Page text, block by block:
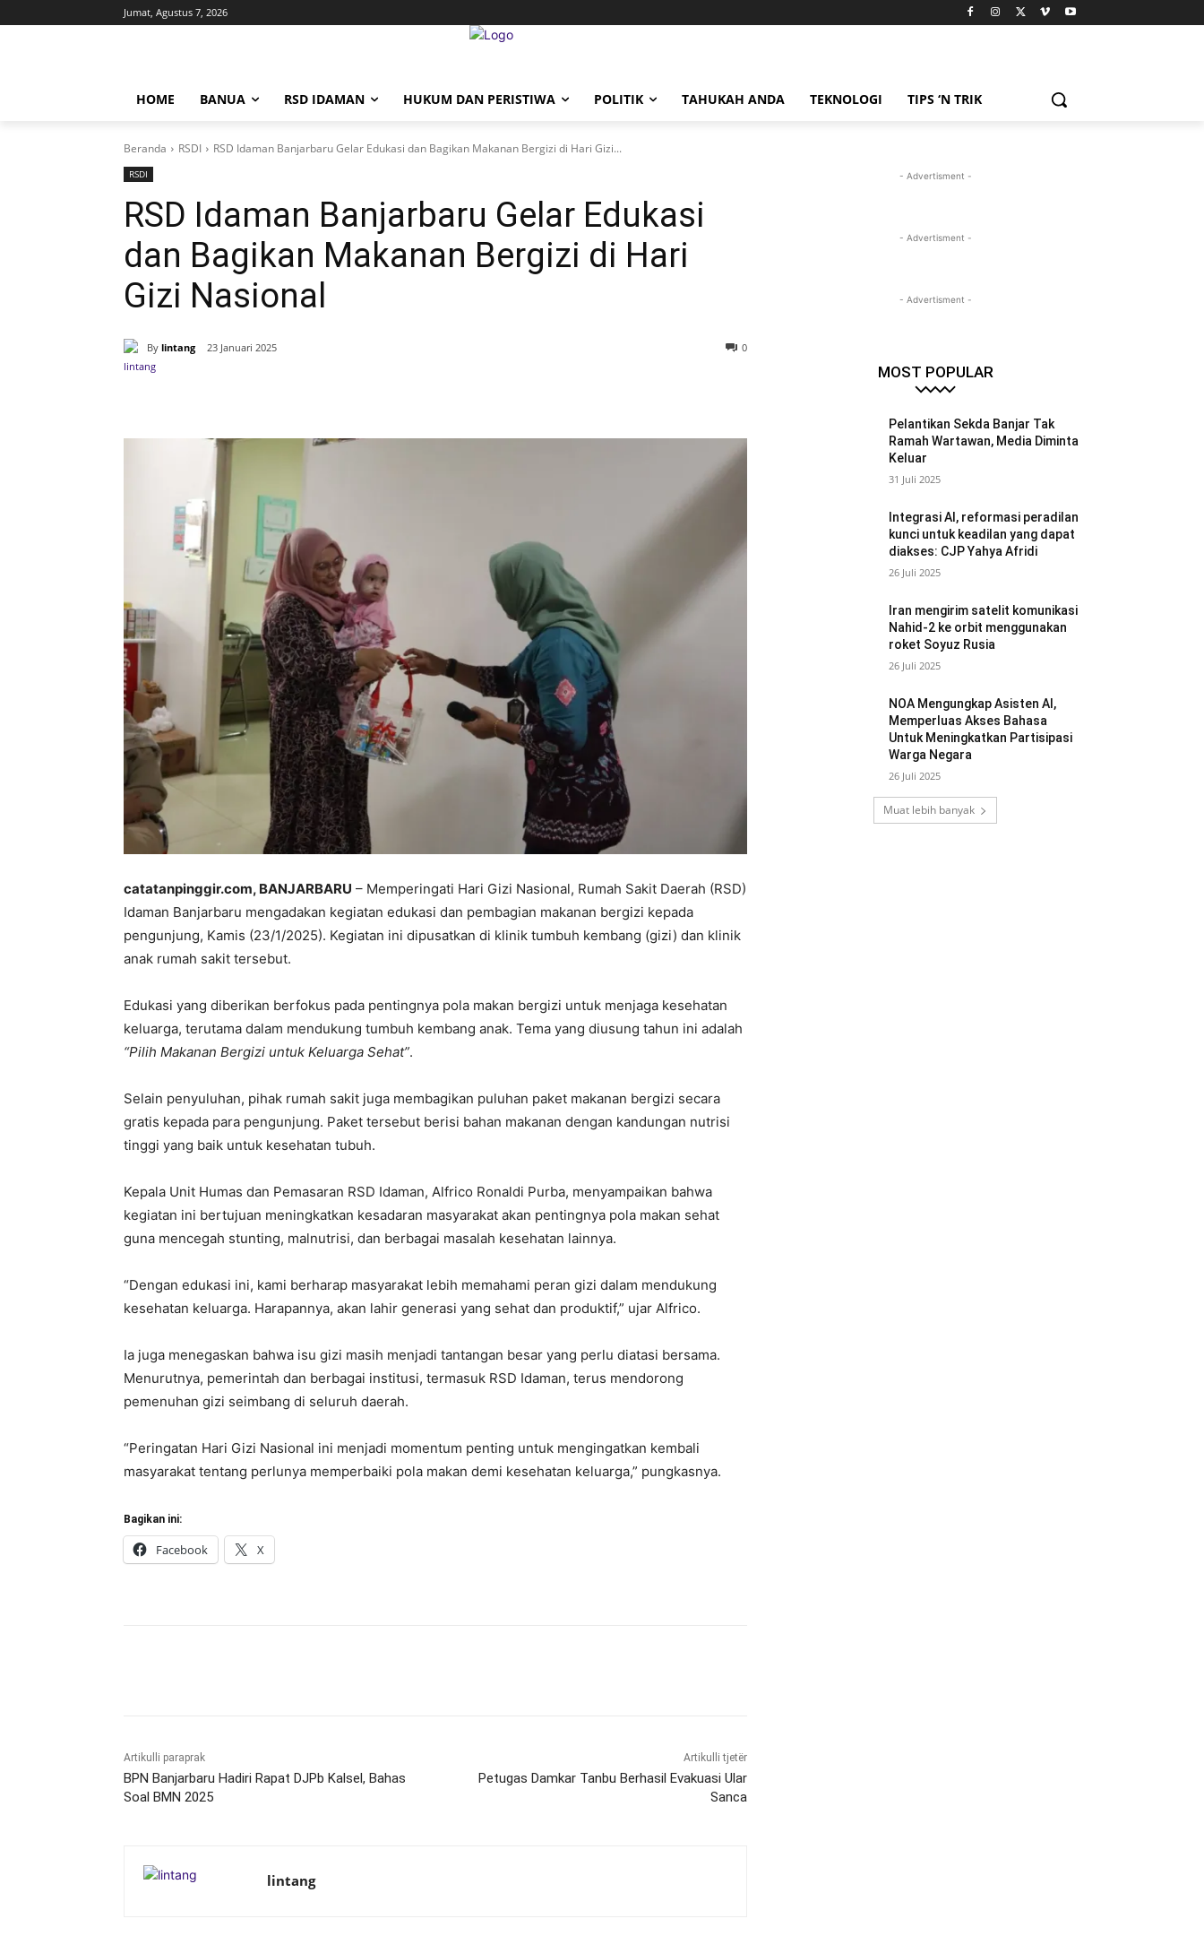
Jumat, Agustus 7, 2026
HOME BANUA RSD IDAMAN HUKUM DAN PERISTIWA POLITIK TAHUKAH ANDA TEKNOLOGI TIPS ‘N TRIK
Beranda RSDI RSD Idaman Banjarbaru Gelar Edukasi dan Bagikan Makanan Bergizi di Hari Gizi...
RSDI
RSD Idaman Banjarbaru Gelar Edukasi
dan Bagikan Makanan Bergizi di Hari
Gizi Nasional
By lintang 23 Januari 2025 0
catatanpinggir.com, BANJARBARU – Memperingati Hari Gizi Nasional, Rumah Sakit Daerah (RSD)
Idaman Banjarbaru mengadakan kegiatan edukasi dan pembagian makanan bergizi kepada
pengunjung, Kamis (23/1/2025). Kegiatan ini dipusatkan di klinik tumbuh kembang (gizi) dan klinik
anak rumah sakit tersebut.
Edukasi yang diberikan berfokus pada pentingnya pola makan bergizi untuk menjaga kesehatan
keluarga, terutama dalam mendukung tumbuh kembang anak. Tema yang diusung tahun ini adalah
“Pilih Makanan Bergizi untuk Keluarga Sehat”.
Selain penyuluhan, pihak rumah sakit juga membagikan puluhan paket makanan bergizi secara
gratis kepada para pengunjung. Paket tersebut berisi bahan makanan dengan kandungan nutrisi
tinggi yang baik untuk kesehatan tubuh.
Kepala Unit Humas dan Pemasaran RSD Idaman, Alfrico Ronaldi Purba, menyampaikan bahwa
kegiatan ini bertujuan meningkatkan kesadaran masyarakat akan pentingnya pola makan sehat
guna mencegah stunting, malnutrisi, dan berbagai masalah kesehatan lainnya.
“Dengan edukasi ini, kami berharap masyarakat lebih memahami peran gizi dalam mendukung
kesehatan keluarga. Harapannya, akan lahir generasi yang sehat dan produktif,” ujar Alfrico.
Ia juga menegaskan bahwa isu gizi masih menjadi tantangan besar yang perlu diatasi bersama.
Menurutnya, pemerintah dan berbagai institusi, termasuk RSD Idaman, terus mendorong
pemenuhan gizi seimbang di seluruh daerah.
“Peringatan Hari Gizi Nasional ini menjadi momentum penting untuk mengingatkan kembali
masyarakat tentang perlunya memperbaiki pola makan demi kesehatan keluarga,” pungkasnya.
Bagikan ini:
Facebook X
Artikulli paraprak
BPN Banjarbaru Hadiri Rapat DJPb Kalsel, Bahas
Soal BMN 2025
Artikulli tjetër
Petugas Damkar Tanbu Berhasil Evakuasi Ular
Sanca
lintang
- Advertisment -
- Advertisment -
- Advertisment -
MOST POPULAR
Pelantikan Sekda Banjar Tak
Ramah Wartawan, Media Diminta
Keluar
31 Juli 2025
Integrasi AI, reformasi peradilan
kunci untuk keadilan yang dapat
diakses: CJP Yahya Afridi
26 Juli 2025
Iran mengirim satelit komunikasi
Nahid-2 ke orbit menggunakan
roket Soyuz Rusia
26 Juli 2025
NOA Mengungkap Asisten AI,
Memperluas Akses Bahasa
Untuk Meningkatkan Partisipasi
Warga Negara
26 Juli 2025
Muat lebih banyak